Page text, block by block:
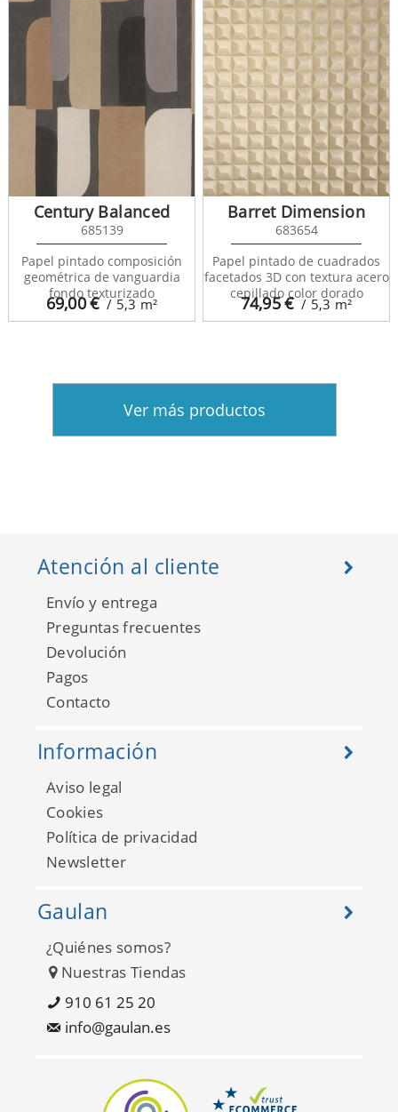
69,00€ / 5,3 m²
Century Balanced
685139
Papel pintado composición
geométrica de vanguardia
fondo texturizado
74,95€ / 5,3 m²
Barret Dimension
683654
Papel pintado de cuadrados
facetados 3D con textura acero
cepillado color dorado
Ver más productos
Atención al cliente
Envío y entrega
Preguntas frecuentes
Devolución
Pagos
Contacto
Información
Aviso legal
Cookies
Política de privacidad
Newsletter
Gaulan
¿Quiénes somos?
Nuestras Tiendas
910 61 25 20
info@gaulan.es